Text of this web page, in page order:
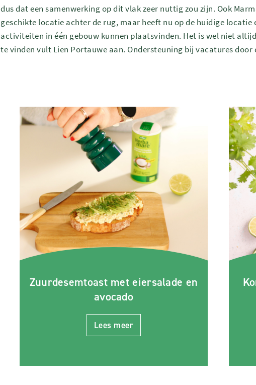
dus dat een samenwerking op dit vlak zeer nuttig zou zijn. Ook
geschikte locatie achter de rug, maar heeft nu op de huidige locatie
activiteiten in één gebouw kunnen plaatsvinden. Het is wel niet
te vinden vult Lien Portauwe aan. Ondersteuning bij vacatures door
Zuurdesemtoast met eiersalade en
avocado
Lees meer